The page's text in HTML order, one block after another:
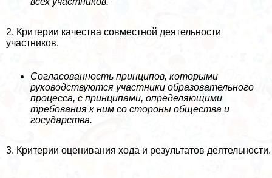
2. Критерии качества совместной деятельности
участников.
Согласованность принципов, которыми
руководствуются участники образовательного
процесса, с принципами, определяющими
требования к ним со стороны общества и
государства.
3. Критерии оценивания хода и результатов деятельности.